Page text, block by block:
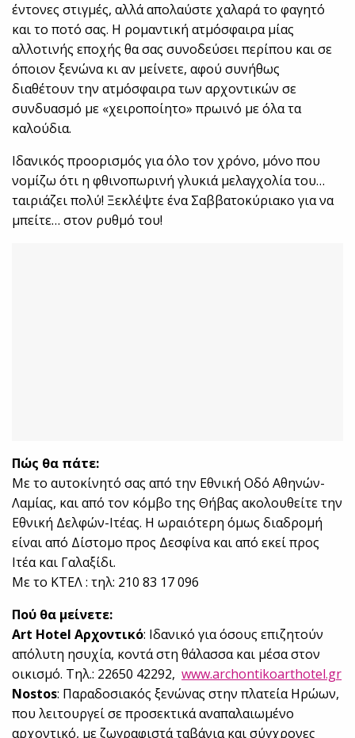
έντονες στιγμές, αλλά απολαύστε χαλαρά το φαγητό
και το ποτό σας. Η ρομαντική ατμόσφαιρα μίας
αλλοτινής εποχής θα σας συνοδεύσει περίπου και σε
όποιον ξενώνα κι αν μείνετε, αφού συνήθως
διαθέτουν την ατμόσφαιρα των αρχοντικών σε
συνδυασμό με «χειροποίητο» πρωινό με όλα τα
καλούδια.
Ιδανικός προορισμός για όλο τον χρόνο, μόνο που
νομίζω ότι η φθινοπωρινή γλυκιά μελαγχολία του…
ταιριάζει πολύ! Ξεκλέψτε ένα Σαββατοκύριακο για να
μπείτε… στον ρυθμό του!
Πώς θα πάτε:
Με το αυτοκίνητό σας από την Εθνική Οδό Αθηνών-
Λαμίας, και από τον κόμβο της Θήβας ακολουθείτε την
Εθνική Δελφών-Ιτέας. Η ωραιότερη όμως διαδρομή
είναι από Δίστομο προς Δεσφίνα και από εκεί προς
Ιτέα και Γαλαξίδι.
Με το ΚΤΕΛ : τηλ: 210 83 17 096
Πού θα μείνετε:
Αrt Hotel Αρχοντικό: Ιδανικό για όσους επιζητούν
απόλυτη ησυχία, κοντά στη θάλασσα και μέσα στον
οικισμό. Τηλ.: 22650 42292,www.archontikoarthotel.gr
Nostos: Παραδοσιακός ξενώνας στην πλατεία Ηρώων,
που λειτουργεί σε προσεκτικά αναπαλαιωμένο
αρχοντικό, με ζωγραφιστά ταβάνια και σύγχρονες